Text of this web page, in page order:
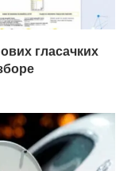
гласачких